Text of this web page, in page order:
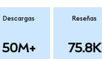
Descargas
50M+
Reseñas
75.8K